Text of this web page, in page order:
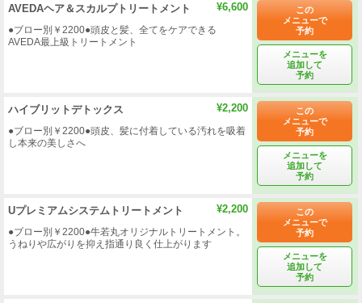
AVEDAヘア＆スカルプトリートメント ¥6,600
●ブロー別￥2200●頭皮と髪、全てをケアできる
AVEDA最上級トリートメント
この
メニューで
予約
メニューを
追加して
予約
ハイブリットデトックス ¥2,200
●ブロー別￥2200●頭皮、髪に付着している汚れを吸着
し本来の美しさへ
この
メニューで
予約
メニューを
追加して
予約
Uプレミアムシステムトリートメント ¥2,200
●ブロー別￥2200●牛若丸オリジナルトリートメント。
うねりや広がりを抑え指通り良く仕上がります
この
メニューで
予約
メニューを
追加して
予約